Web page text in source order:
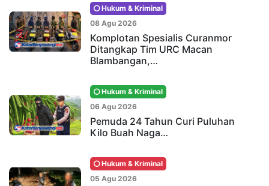
Hukum & Kriminal
08 Agu 2026
Komplotan Spesialis Curanmor
Ditangkap Tim URC Macan
Blambangan,…
Hukum & Kriminal
06 Agu 2026
Pemuda 24 Tahun Curi Puluhan
Kilo Buah Naga…
Hukum & Kriminal
05 Agu 2026